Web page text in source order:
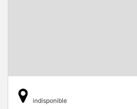
indisponible